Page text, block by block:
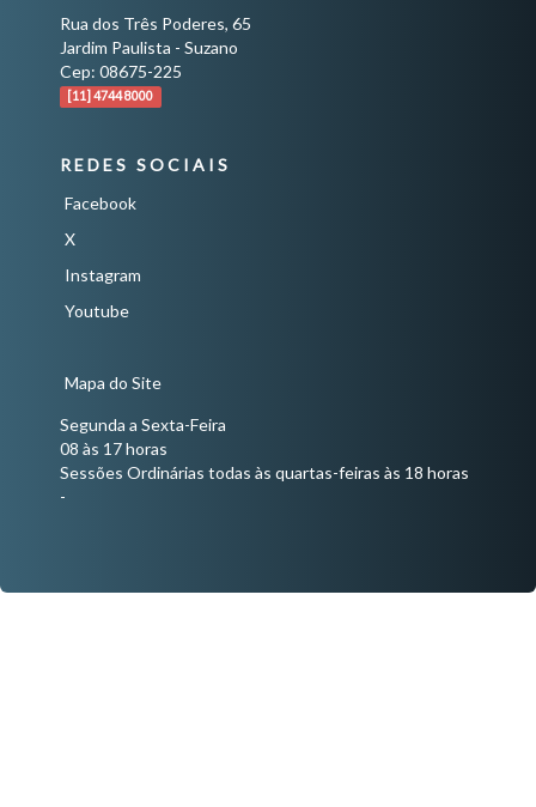
Rua dos Três Poderes, 65
Jardim Paulista - Suzano
Cep: 08675-225
[11] 4744 8000
REDES SOCIAIS
Facebook
X
Instagram
Youtube
Mapa do Site
Segunda a Sexta-Feira
08 às 17 horas
Sessões Ordinárias todas às quartas-feiras às 18 horas
-